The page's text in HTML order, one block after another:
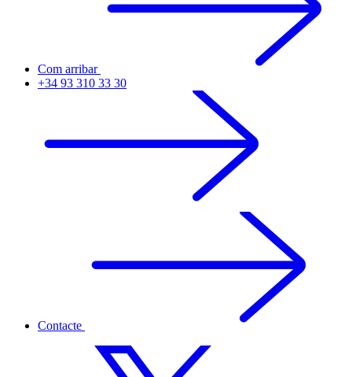
Com arribar
+34 93 310 33 30
Contacte